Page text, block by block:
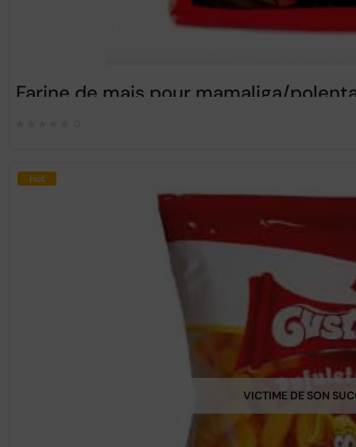
Farine de mais pour mamaliga/
Hot
VICTIME DE SON